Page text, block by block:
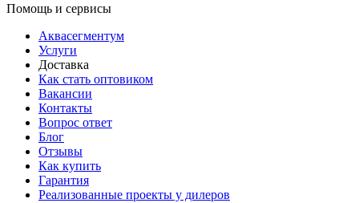
Помощь и сервисы
Аквасегментум
Услуги
Доставка
Как стать оптовиком
Вакансии
Контакты
Вопрос ответ
Блог
Отзывы
Как купить
Гарантия
Реализованные проекты у дилеров